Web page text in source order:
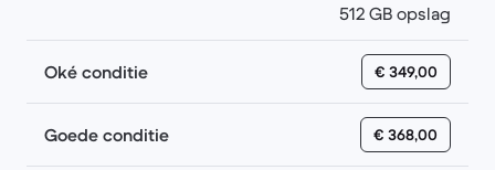
512 GB opslag
Oké conditie € 349,00
Goede conditie € 368,00